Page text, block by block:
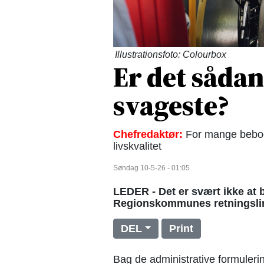
Illustrationsfoto: Colourbox
Er det
svageste?
Chefredaktør: For mange
livskvalitet
Søndag 10-5-26 - 01:05
LEDER - Det er svært ikke at
Regionskommunes
DEL Print
Bag de administrative